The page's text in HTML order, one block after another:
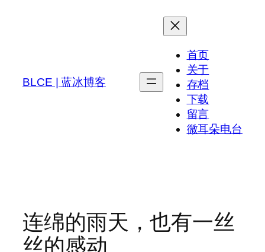
BLCE | 蓝冰博客
首页
关于
存档
下载
留言
微耳朵电台
连绵的雨天，也有一丝
丝的感动